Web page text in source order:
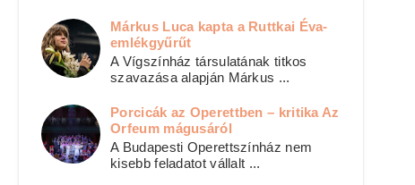
Márkus Luca kapta a Ruttkai Éva-
emlékgyűrűt
A Vígszínház társulatának titkos
szavazása alapján Márkus ...
Porcicák az Operettben – kritika Az
Orfeum mágusáról
A Budapesti Operettszínház nem
kisebb feladatot vállalt ...